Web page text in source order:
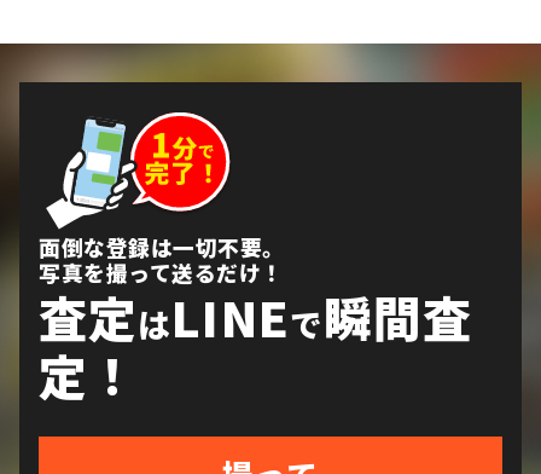
面倒な登録は一切不要。
写真を撮って送るだけ！
査定はLINEで瞬間査
定！